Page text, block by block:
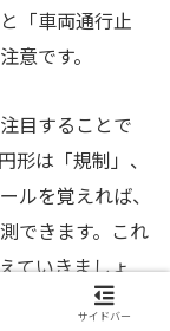
「車両通行止
意です。
目することで
形は「規制」、
ルを覚えれば、
できます。これ
ていきましょ
サイドバー